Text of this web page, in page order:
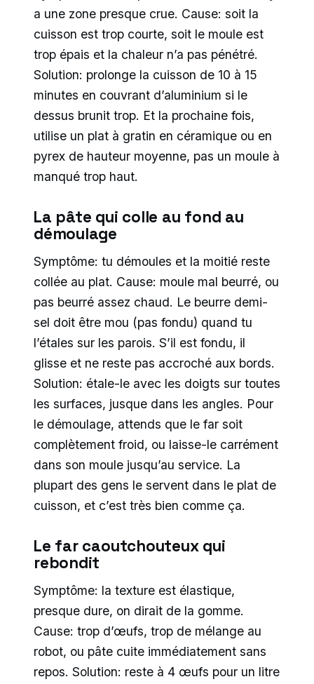
a une zone presque crue. Cause: soit la
cuisson est trop courte, soit le moule est
trop épais et la chaleur n’a pas pénétré.
Solution: prolonge la cuisson de 10 à 15
minutes en couvrant d’aluminium si le
dessus brunit trop. Et la prochaine fois,
utilise un plat à gratin en céramique ou en
pyrex de hauteur moyenne, pas un moule à
manqué trop haut.
La pâte qui colle au fond au
démoulage
Symptôme: tu démoules et la moitié reste
collée au plat. Cause: moule mal beurré, ou
pas beurré assez chaud. Le beurre demi-
sel doit être mou (pas fondu) quand tu
l’étales sur les parois. S’il est fondu, il
glisse et ne reste pas accroché aux bords.
Solution: étale-le avec les doigts sur toutes
les surfaces, jusque dans les angles. Pour
le démoulage, attends que le far soit
complètement froid, ou laisse-le carrément
dans son moule jusqu’au service. La
plupart des gens le servent dans le plat de
cuisson, et c’est très bien comme ça.
Le far caoutchouteux qui
rebondit
Symptôme: la texture est élastique,
presque dure, on dirait de la gomme.
Cause: trop d’œufs, trop de mélange au
robot, ou pâte cuite immédiatement sans
repos. Solution: reste à 4 œufs pour un litre